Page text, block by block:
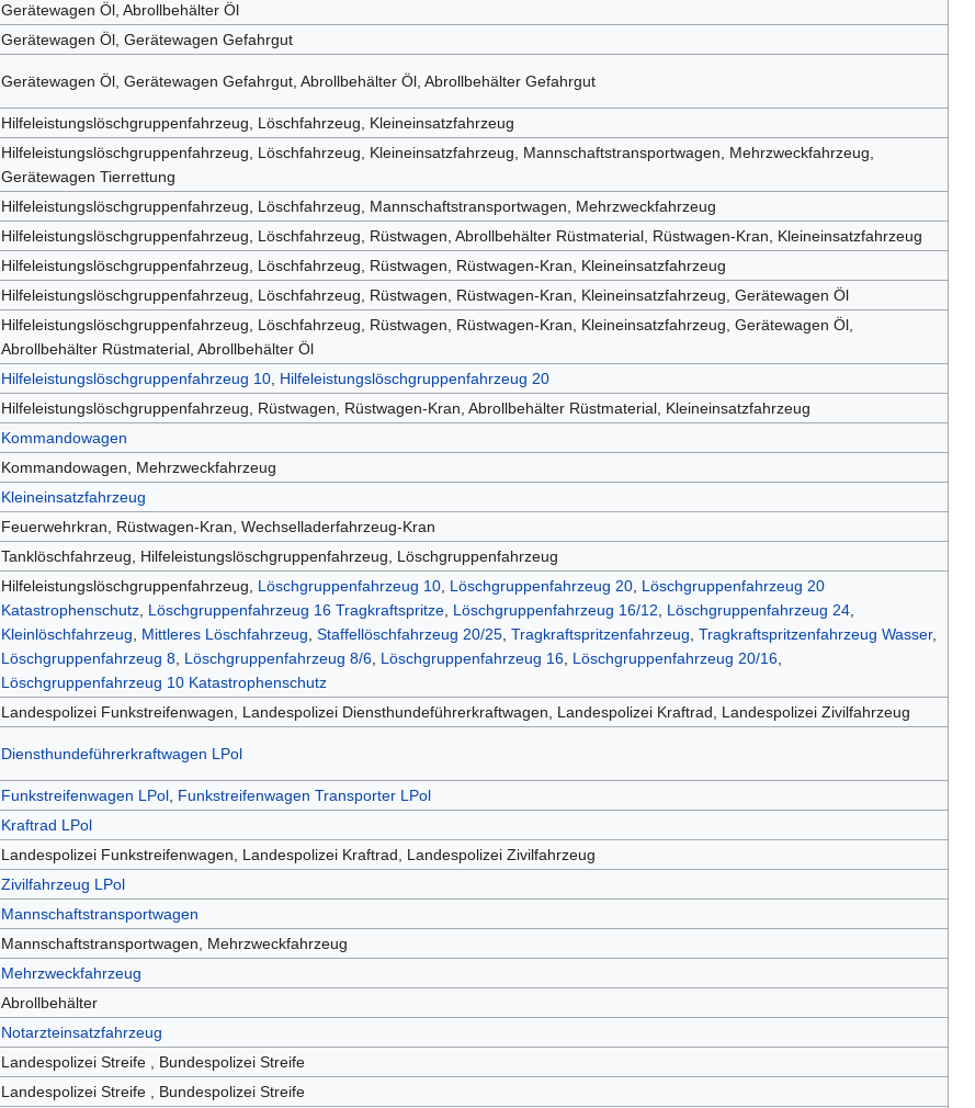
Gerätewagen Öl, Abrollbehälter Öl
Gerätewagen Öl, Gerätewagen Gefahrgut
Gerätewagen Öl, Gerätewagen Gefahrgut, Abrollbehälter Öl, Abrollbehälter Gefahrgut
Hilfeleistungslöschgruppenfahrzeug, Löschfahrzeug, Kleineinsatzfahrzeug
Hilfeleistungslöschgruppenfahrzeug, Löschfahrzeug, Kleineinsatzfahrzeug, Mannschaftstransportwagen, Mehrzweckfahrzeug,
Gerätewagen Tierrettung
Hilfeleistungslöschgruppenfahrzeug, Löschfahrzeug, Mannschaftstransportwagen, Mehrzweckfahrzeug
Hilfeleistungslöschgruppenfahrzeug, Löschfahrzeug, Rüstwagen, Abrollbehälter Rüstmaterial, Rüstwagen-Kran, Kleineinsatzfahrzeug
Hilfeleistungslöschgruppenfahrzeug, Löschfahrzeug, Rüstwagen, Rüstwagen-Kran, Kleineinsatzfahrzeug
Hilfeleistungslöschgruppenfahrzeug, Löschfahrzeug, Rüstwagen, Rüstwagen-Kran, Kleineinsatzfahrzeug, Gerätewagen Öl
Hilfeleistungslöschgruppenfahrzeug, Löschfahrzeug, Rüstwagen, Rüstwagen-Kran, Kleineinsatzfahrzeug, Gerätewagen Öl,
Abrollbehälter Rüstmaterial, Abrollbehälter Öl
Hilfeleistungslöschgruppenfahrzeug 10, Hilfeleistungslöschgruppenfahrzeug 20
Hilfeleistungslöschgruppenfahrzeug, Rüstwagen, Rüstwagen-Kran, Abrollbehälter Rüstmaterial, Kleineinsatzfahrzeug
Kommandowagen
Kommandowagen, Mehrzweckfahrzeug
Kleineinsatzfahrzeug
Feuerwehrkran, Rüstwagen-Kran, Wechselladerfahrzeug-Kran
Tanklöschfahrzeug, Hilfeleistungslöschgruppenfahrzeug, Löschgruppenfahrzeug
Hilfeleistungslöschgruppenfahrzeug, Löschgruppenfahrzeug 10, Löschgruppenfahrzeug 20, Löschgruppenfahrzeug 20
Katastrophenschutz, Löschgruppenfahrzeug 16 Tragkraftspritze, Löschgruppenfahrzeug 16/12 Löschgruppenfahrzeug 24,
Kleinlöschfahrzeug
Mittleres Löschfahrzeug Staffellöschfahrzeug 20/25, Tragkraftspritzenfahrzeug Tragkraftspritzenfahrzeug Wasser,
Löschgruppenfahrzeug 8, Löschgruppenfahrzeug 8/6, Löschgruppenfahrzeug 16, Löschgruppenfahrzeug 20/16,
Löschgruppenfahrzeug 10 Katastrophenschutz
Landespolizei Funkstreifenwagen, Landespolizei Diensthundeführerkraftwagen, Landespolizei Kraftrad, Landespolizei Zivilfahrzeug
Diensthundeführerkraftwagen LPol
Funkstreifenwagen LPol, Funkstreifenwagen Transporter LPol
Kraftrad LPol
Landespolizei Funkstreifenwagen, Landespolizei Kraftrad, Landespolizei Zivilfahrzeug
Zivilfahrzeug LPol
Mannschaftstransportwagen
Mannschaftstransportwagen, Mehrzweckfahrzeug
Mehrzweckfahrzeug
Abrollbehälter
Notarzteinsatzfahrzeug
Landespolizei Streife , Bundespolizei Streife
Landespolizei Streife , Bundespolizei Streife